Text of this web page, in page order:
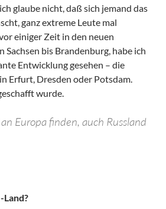
glaube nicht, daß sich jemand das
ganz extreme Leute mal
einiger Zeit in den neuen
Sachsen bis Brandenburg, habe ich
Entwicklung gesehen – die
Erfurt, Dresden oder Potsdam.
wurde.
Europa finden, auch Russland
Land?